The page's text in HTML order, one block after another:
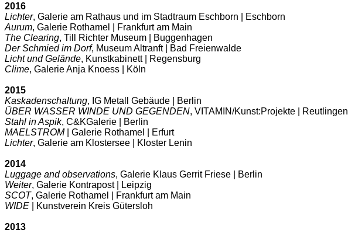
2016
Lichter, Galerie am Rathaus und im Stadtraum Eschborn | Eschborn
Aurum, Galerie Rothamel | Frankfurt am Main
The Clearing, Till Richter Museum | Buggenhagen
Der Schmied im Dorf, Museum Altranft | Bad Freienwalde
Licht und Gelände, Kunstkabinett | Regensburg
Clime, Galerie Anja Knoess | Köln
2015
Kaskadenschaltung, IG Metall Gebäude | Berlin
ÜBER WASSER WINDE UND GEGENDEN, VITAMIN/Kunst:Projekte | Reutlingen
Stahl in Aspik, C&KGalerie | Berlin
MAELSTROM
| Galerie Rothamel | Erfurt
Lichter, Galerie am Klostersee | Kloster Lenin
2014
Luggage and observations, Galerie Klaus Gerrit Friese | Berlin
Weiter, Galerie Kontrapost | Leipzig
SCOT, Galerie Rothamel | Frankfurt am Main
WIDE
| Kunstverein Kreis Gütersloh
2013